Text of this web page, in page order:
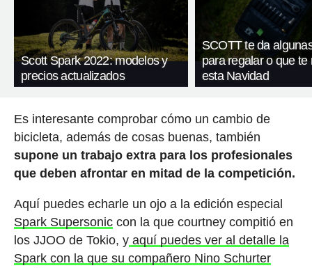
Scott Spark 2022: modelos y
precios actualizados
SCOTT te da
para regalar o que te
esta Navidad
Es interesante comprobar cómo un cambio de
bicicleta, además de cosas buenas, también
supone un trabajo extra para los profesionales
que deben afrontar en mitad de la competición.
Aquí puedes echarle un ojo a la edición especial
Spark Supersoniccon la que courtney compitió en
los JJOO de Tokio, yaquí puedes ver al detalle la
Spark con la que su compañero Nino Schurter